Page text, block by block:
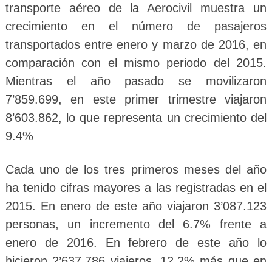
transporte aéreo de la Aerocivil muestra un
crecimiento en el número de pasajeros
transportados entre enero y marzo de 2016, en
comparación con el mismo periodo del 2015.
Mientras el año pasado se movilizaron
7’859.699, en este primer trimestre viajaron
8’603.862, lo que representa un crecimiento del
9.4%
Cada uno de los tres primeros meses del año
ha tenido cifras mayores a las registradas en el
2015. En enero de este año viajaron 3’087.123
personas, un incremento del 6.7% frente a
enero de 2016. En febrero de este año lo